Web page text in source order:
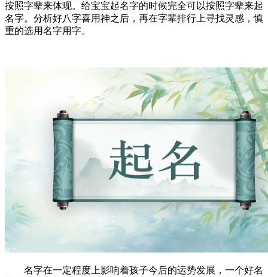
按照字辈来体现。给宝宝起名字的时候完全可以按照字辈来起
名字。分析好八字喜用神之后，再在字辈排行上寻找灵感，慎
重的选用名字用字。
名字在一定程度上影响着孩子今后的运势发展，一个好名